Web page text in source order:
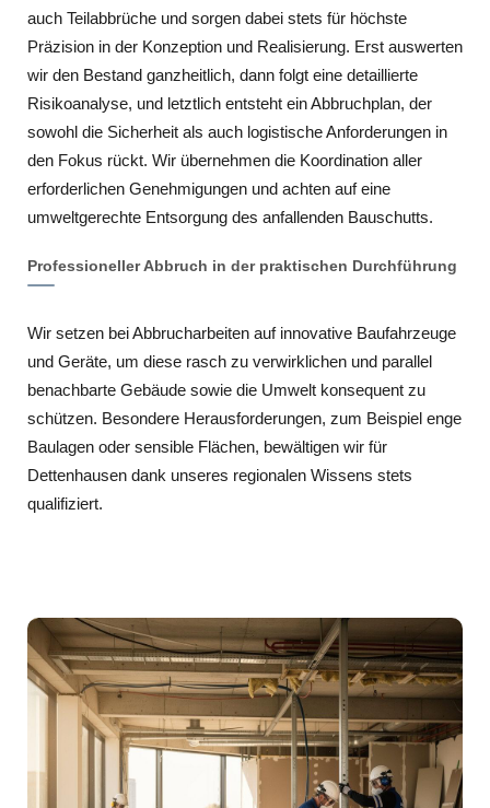
auch Teilabbrüche und sorgen dabei stets für höchste
Präzision in der Konzeption und Realisierung. Erst auswerten
wir den Bestand ganzheitlich, dann folgt eine detaillierte
Risikoanalyse, und letztlich entsteht ein Abbruchplan, der
sowohl die Sicherheit als auch logistische Anforderungen in
den Fokus rückt. Wir übernehmen die Koordination aller
erforderlichen Genehmigungen und achten auf eine
umweltgerechte Entsorgung des anfallenden Bauschutts.
Professioneller Abbruch in der praktischen Durchführung
Wir setzen bei Abbrucharbeiten auf innovative Baufahrzeuge
und Geräte, um diese rasch zu verwirklichen und parallel
benachbarte Gebäude sowie die Umwelt konsequent zu
schützen. Besondere Herausforderungen, zum Beispiel enge
Baulagen oder sensible Flächen, bewältigen wir für
Dettenhausen dank unseres regionalen Wissens stets
qualifiziert.